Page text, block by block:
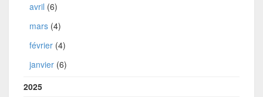
avril (6)
mars (4)
février (4)
janvier (6)
2025